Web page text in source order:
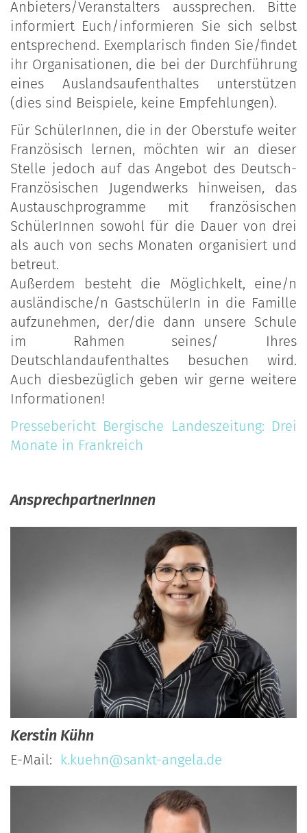
Anbieters/Veranstalters aussprechen. Bitte
informiert Euch/informieren Sie sich selbst
entsprechend. Exemplarisch finden Sie/findet
ihr Organisationen, die bei der Durchführung
eines Auslandsaufenthaltes unterstützen
(dies sind Beispiele, keine Empfehlungen).
Für SchülerInnen, die in der Oberstufe weiter
Französisch lernen, möchten wir an dieser
Stelle jedoch auf das Angebot des Deutsch-
Französischen Jugendwerks hinweisen, das
Austauschprogramme mit französischen
SchülerInnen sowohl für die Dauer von drei
als auch von sechs Monaten organisiert und
betreut.
Außerdem besteht die Möglichkelt, eine/n
ausländische/n GastschülerIn in die Famille
aufzunehmen, der/die dann unsere Schule
im Rahmen seines/ Ihres
Deutschlandaufenthaltes besuchen wird.
Auch diesbezüglich geben wir gerne weitere
Informationen!
Pressebericht Bergische Landeszeitung: Drei
Monate in Frankreich
AnsprechpartnerInnen
KerstinKühn
E-Mail: k.kuehn@sankt-angela.de